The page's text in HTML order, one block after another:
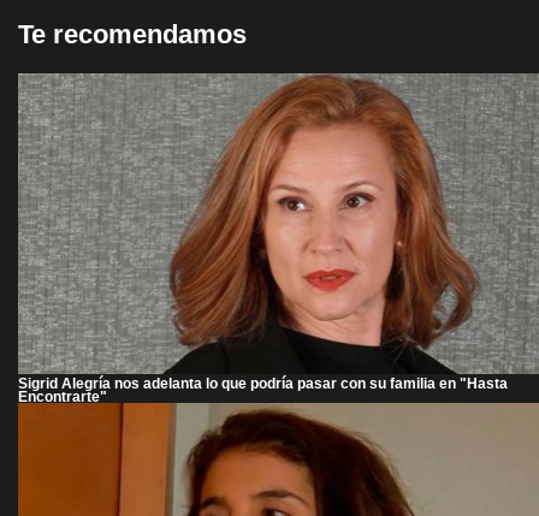
Te recomendamos
Sigrid Alegría nos adelanta lo que podría pasar con su familia en "Hasta
Encontrarte"